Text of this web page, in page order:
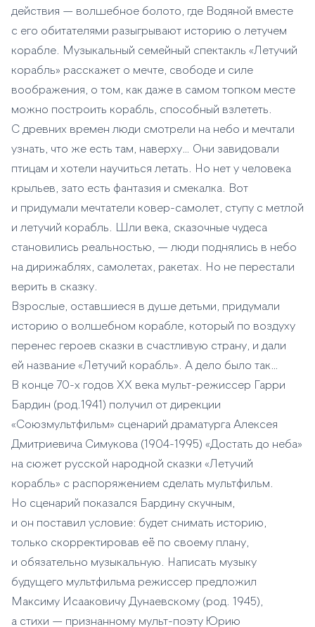
действия — волшебное болото, где Водяной вместе
с его обитателями разыгрывают историю о летучем
корабле. Музыкальный семейный спектакль «Летучий
корабль» расскажет о мечте, свободе и силе
воображения, о том, как даже в самом топком месте
можно построить корабль, способный взлететь.
С древних времен люди смотрели на небо и мечтали
узнать, что же есть там, наверху… Они завидовали
птицам и хотели научиться летать. Но нет у человека
крыльев, зато есть фантазия и смекалка. Вот
и придумали мечтатели ковер-самолет, ступу с метлой
и летучий корабль. Шли века, сказочные чудеса
становились реальностью, — люди поднялись в небо
на дирижаблях, самолетах, ракетах. Но не перестали
верить в сказку.
Взрослые, оставшиеся в душе детьми, придумали
историю о волшебном корабле, который по воздуху
перенес героев сказки в счастливую страну, и дали
ей название «Летучий корабль». А дело было так…
В конце 70-х годов ХХ века мульт-режиссер Гарри
Бардин (род.1941) получил от дирекции
«Союзмультфильм» сценарий драматурга Алексея
Дмитриевича Симукова (1904-1995) «Достать до неба»
на сюжет русской народной сказки «Летучий
корабль» с распоряжением сделать мультфильм.
Но сценарий показался Бардину скучным,
и он поставил условие: будет снимать историю,
только скорректировав её по своему плану,
и обязательно музыкальную. Написать музыку
будущего мультфильма режиссер предложил
Максиму Исааковичу Дунаевскому (род. 1945),
а стихи — признанному мульт-поэту Юрию